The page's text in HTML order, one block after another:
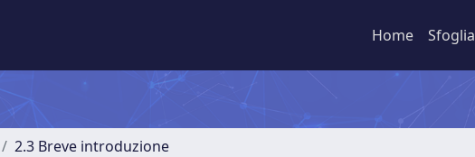
Home Sfoglia
2.3 Breve introduzione